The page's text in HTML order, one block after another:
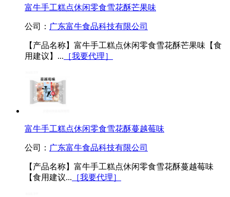
富牛手工糕点休闲零食雪花酥芒果味
公司： 广东富牛食品科技有限公司
【产品名称】富牛手工糕点休闲零食雪花酥芒果味【食
用建议】... ［我要代理］
富牛手工糕点休闲零食雪花酥蔓越莓味
公司： 广东富牛食品科技有限公司
【产品名称】富牛手工糕点休闲零食雪花酥蔓越莓味
【食用建议... ［我要代理］